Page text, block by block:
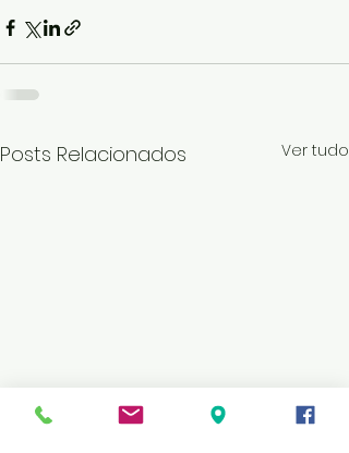
Posts Relacionados Ver tudo